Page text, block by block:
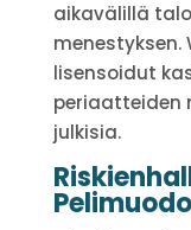
aikavälillä
menestyksen.
lisensoidut
periaatteiden
julkisia.